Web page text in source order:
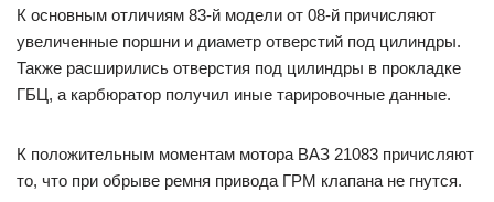
К основным отличиям 83-й модели от 08-й причисляют
увеличенные поршни и диаметр отверстий под цилиндры.
Также расширились отверстия под цилиндры в прокладке
ГБЦ, а карбюратор получил иные тарировочные данные.
К положительным моментам мотора ВАЗ 21083 причисляют
то, что при обрыве ремня привода ГРМ клапана не гнутся.